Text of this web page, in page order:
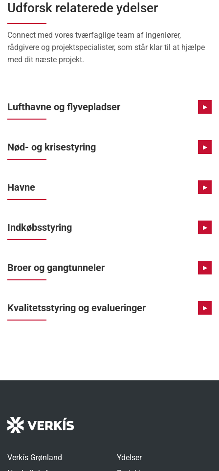
Udforsk relaterede ydelser
Connect med vores tværfaglige team af ingeniører,
rådgivere og projektspecialister, som står klar til at hjælpe
med dit næste projekt.
Lufthavne og flyvepladser ▶
Nød- og krisestyring ▶
Havne ▶
Indkøbsstyring ▶
Broer og gangtunneler ▶
Kvalitetsstyring og evalueringer ▶
Verkís Grønland
Ydelser